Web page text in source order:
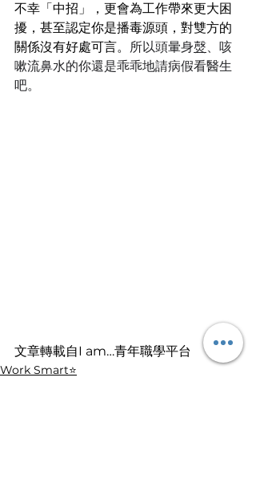
不幸「中招」，更會為工作帶來更大困
擾，甚至認定你是播毒源頭，對雙方的
關係沒有好處可言。 所以頭暈身㷫、咳
嗽流鼻水的你還是乖乖地請病假看醫生
吧。
文章轉載自I am…青年職學平台
Work Smart⭐️